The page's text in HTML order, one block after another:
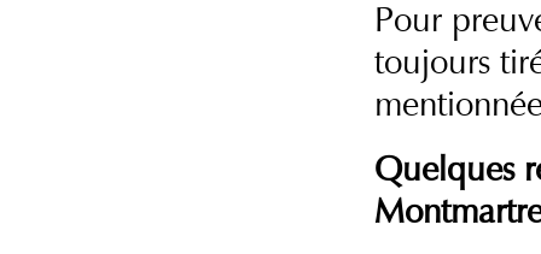
Pour
toujours
Quelques